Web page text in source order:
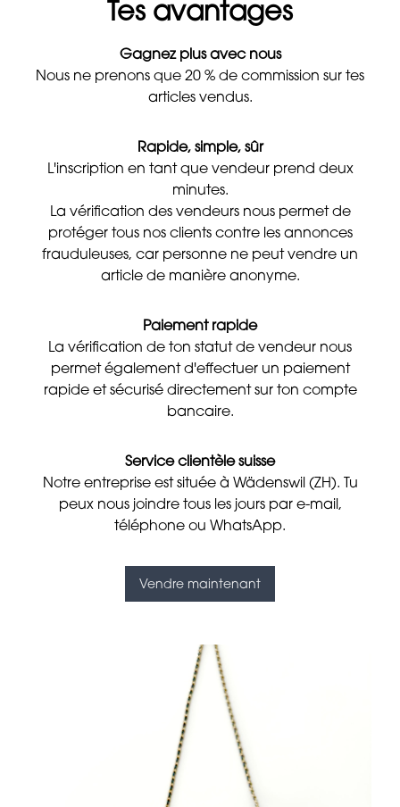
Tes avantages
Gagnez plus avec nous
Nous ne prenons que 20 % de commission sur tes
articles vendus.
Rapide, simple, sûr
L'inscription en tant que vendeur prend deux
minutes.
La vérification des vendeurs nous permet de
protéger tous nos clients contre les annonces
frauduleuses, car personne ne peut vendre un
article de manière anonyme.
Paiement rapide
La vérification de ton statut de vendeur nous
permet également d'effectuer un paiement
rapide et sécurisé directement sur ton compte
bancaire.
Service clientèle suisse
Notre entreprise est située à Wädenswil (ZH). Tu
peux nous joindre tous les jours par e-mail,
téléphone ou WhatsApp.
Vendre maintenant